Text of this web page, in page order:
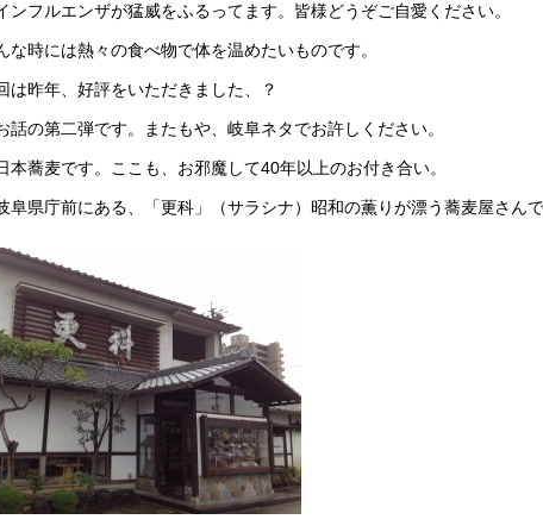
ンフルエンザが猛威をふるってます。皆様どうぞご自愛ください。
な時には熱々の食べ物で体を温めたいものです。
は昨年、好評をいただきました、？
話の第二弾です。またもや、岐阜ネタでお許しください。
本蕎麦です。ここも、お邪魔して40年以上のお付き合い。
阜県庁前にある、「更科」（サラシナ）昭和の薫りが漂う蕎麦屋さんで